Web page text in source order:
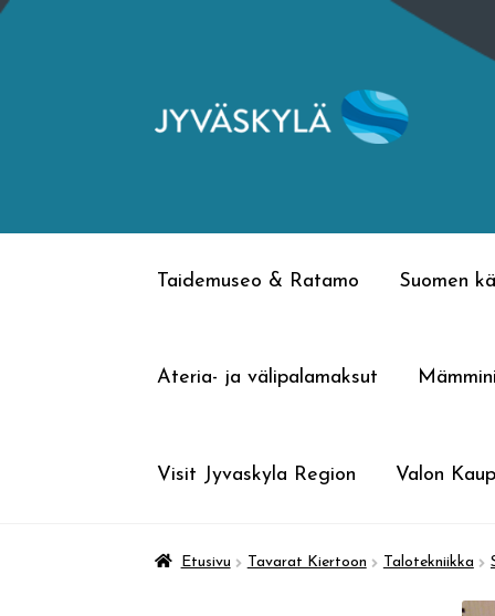
Siirry
Siirry
Taidemuseo & Ratamo Suomen
Ateria- ja välipalamaksut
Visit Jyvaskyla Region Valon
Etusivu Tavarat Kiertoon Talotekniikka